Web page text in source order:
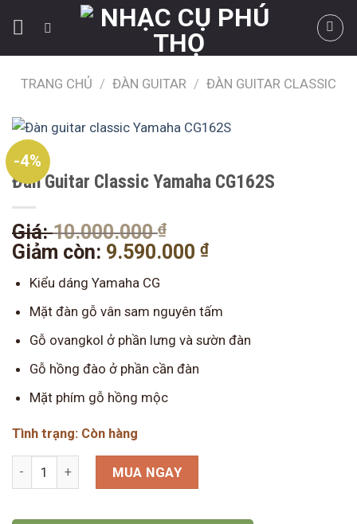
TRANG CHỦ / ĐÀN GUITAR / ĐÀN GUITAR CLASSIC
-4%
Đàn Guitar Classic Yamaha CG162S
Giá:10.000.000₫
gốc
Giảm còn: 9.590.000 ₫Giá
là:
9.590.000 ₫.
Kiểu dáng Yamaha CG
Mặt đàn gỗ vân sam nguyên tấm
Gỗ ovangkol ở phần lưng và sườn đàn
Gỗ hồng đào ở phần cần đàn
Mặt phím gỗ hồng mộc
Tình trạng: Còn hàng
Đàn Guitar Classic Yamaha CG162S số lượng
MUA NGAY